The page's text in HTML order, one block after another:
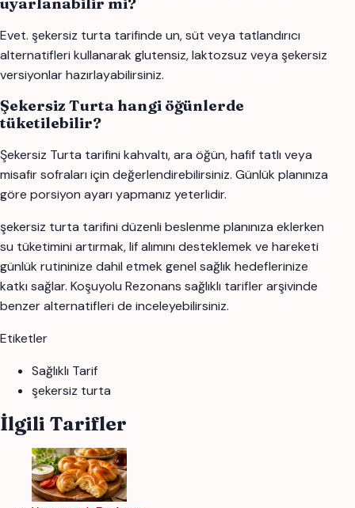
uyarlanabilir mi?
Evet. şekersiz turta tarifinde un, süt veya tatlandırıcı
alternatifleri kullanarak glutensiz, laktozsuz veya şekersiz
versiyonlar hazırlayabilirsiniz.
Şekersiz Turta hangi öğünlerde
tüketilebilir?
Şekersiz Turta tarifini kahvaltı, ara öğün, hafif tatlı veya
misafir sofraları için değerlendirebilirsiniz. Günlük planınıza
göre porsiyon ayarı yapmanız yeterlidir.
şekersiz turta tarifini düzenli beslenme planınıza eklerken
su tüketimini artırmak, lif alımını desteklemek ve hareketi
günlük rutininize dahil etmek genel sağlık hedeflerinize
katkı sağlar. Koşuyolu Rezonans sağlıklı tarifler arşivinde
benzer alternatifleri de inceleyebilirsiniz.
Etiketler
Sağlıklı Tarif
şekersiz turta
İlgili Tarifler